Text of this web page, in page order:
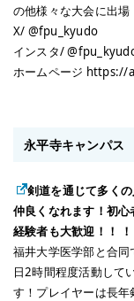
の他様々な大会に出場
X/ @fpu_kyudo
インスタ/
ホームページ
永平寺キャンパ
剣道を通じて多くの
仲良くなれます！初心
経験者も大歓迎！！ ！
福井大学医学部と合同
日2時間程度活動して
す！プレイヤーは長年